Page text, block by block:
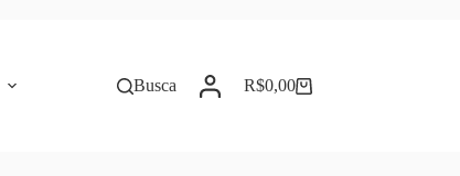
Busca Carrinho
R$0,00